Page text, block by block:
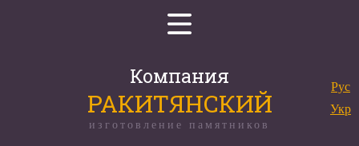
Компания
РАКИТЯНСКИЙ
изготовление памятников
Рус
Укр